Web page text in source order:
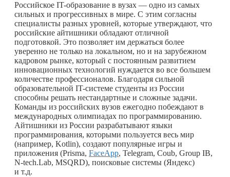
Российское IT-образование в вузах — одно из самых
сильных и прогрессивных в мире. С этим согласны
специалисты разных уровней, которые утверждают, что
российские айтишники обладают отличной
подготовкой. Это позволяет им держаться более
уверенно не только на локальном, но и на зарубежном
кадровом рынке, который с постоянным развитием
инновационных технологий нуждается во все большем
количестве профессионалов. Благодаря сильной
образовательной IT-системе студенты из России
способны решать нестандартные и сложные задачи.
Команды из российских вузов ежегодно побеждают в
международных олимпиадах по программированию.
Айтишники из России разрабатывают языки
программирования, которыми пользуется весь мир
(например, Kotlin), создают популярные игры и
приложения (Prisma, FaceApp, Telegram, Coub, Group IB,
N-tech.Lab, MSQRD), поисковые системы (Яндекс)
и т.д.